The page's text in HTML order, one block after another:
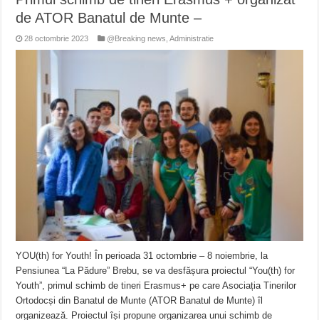
de ATOR Banatul de Munte –
28 octombrie 2023 @Breaking news ,Administratie
YOU(th) for Youth! În perioada 31 octombrie – 8 noiembrie, la
Pensiunea “La Pădure” Brebu, se va desfășura proiectul “You(th) for
Youth”, primul schimb de tineri Erasmus+ pe care Asociația Tinerilor
Ortodocși din Banatul de Munte (ATOR Banatul de Munte) îl
organizează. Proiectul își propune organizarea unui schimb de